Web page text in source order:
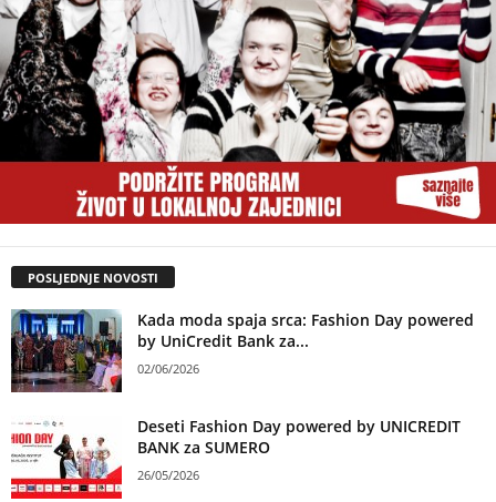
POSLJEDNJE NOVOSTI
Kada moda spaja srca: Fashion Day powered
by UniCredit Bank za...
02/06/2026
Deseti Fashion Day powered by UNICREDIT
BANK za SUMERO
26/05/2026